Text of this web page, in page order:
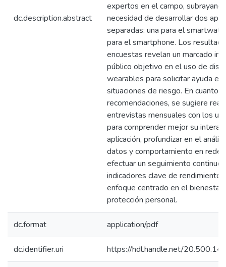
dc.description.abstract
expertos en el campo,
necesidad de desarrollar dos
separadas: una para el
para el smartphone. Los
encuestas revelan un marcado
público objetivo en el uso de
wearables para solicitar ayuda en
situaciones de riesgo. En cuanto
recomendaciones, se sugiere
entrevistas mensuales con los
para comprender mejor su
aplicación, profundizar en el
datos y comportamiento en
efectuar un seguimiento continuo
indicadores clave de rendimiento,
enfoque centrado en el bienestar
protección personal.
dc.format application/pdf
dc.identifier.uri https://hdl.handle.net/